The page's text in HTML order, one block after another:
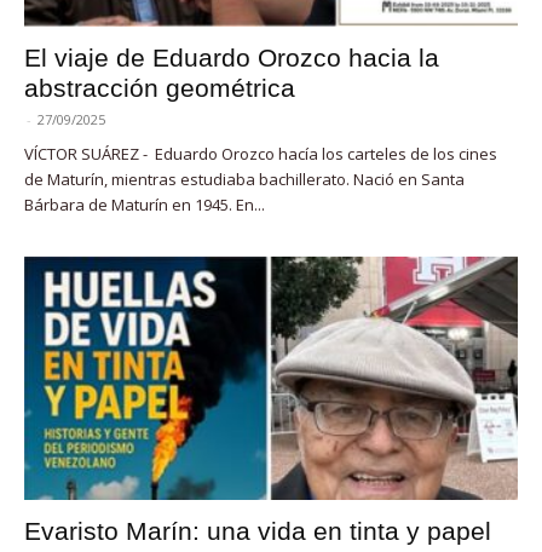
El viaje de Eduardo Orozco hacia la
abstracción geométrica
- 27/09/2025
VÍCTOR SUÁREZ - Eduardo Orozco hacía los carteles de los cines
de Maturín, mientras estudiaba bachillerato. Nació en Santa
Bárbara de Maturín en 1945. En...
Evaristo Marín: una vida en tinta y papel